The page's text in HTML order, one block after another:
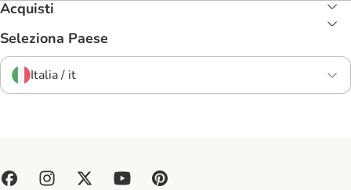
Acquisti
Seleziona Paese
Italia / it